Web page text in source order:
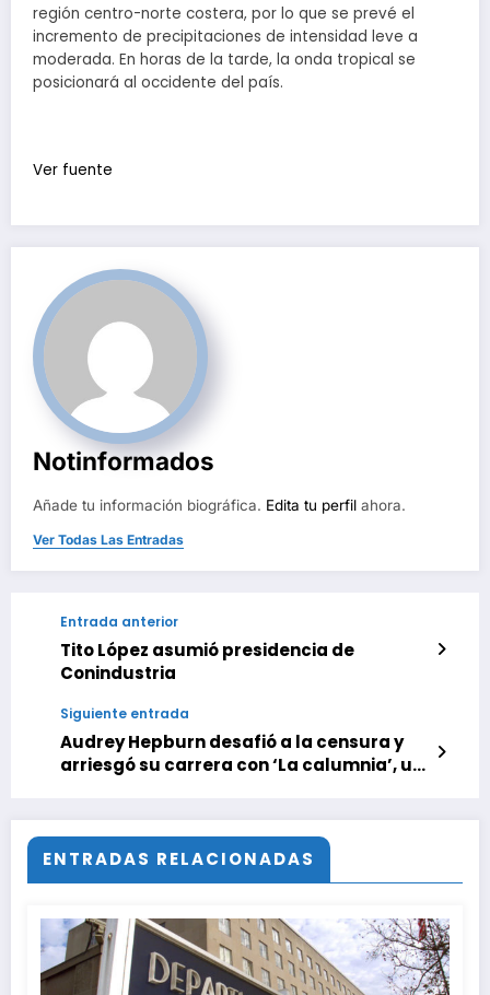
región centro-norte costera, por lo que se prevé el
incremento de precipitaciones de intensidad leve a
moderada. En horas de la tarde, la onda tropical se
posicionará al occidente del país.
Ver fuente
Notinformados
Añade tu información biográfica. Edita tu perfil ahora.
Ver Todas Las Entradas
Entrada anterior
Tito López asumió presidencia de
Conindustria
Siguiente entrada
Audrey Hepburn desafió a la censura y
arriesgó su carrera con ‘La calumnia’, un
ENTRADAS RELACIONADAS